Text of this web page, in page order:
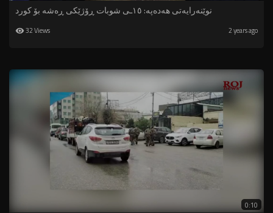
نوێنەرایەتی هەدەپە: ١٥ـی شوبات ڕۆژێکی ڕەشە بۆ کورد
32 Views 2 years ago
0:10